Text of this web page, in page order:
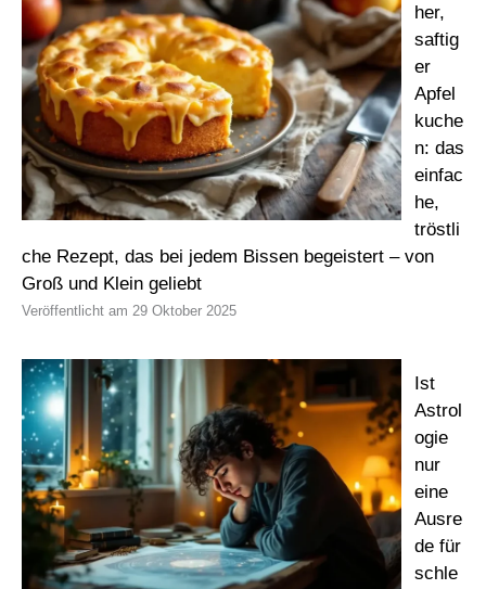
her,
saftig
er
Apfel
kuche
n: das
einfac
he,
tröstli
che Rezept, das bei jedem Bissen begeistert – von
Groß und Klein geliebt
29 Oktober 2025
Ist
Astrol
ogie
nur
eine
Ausre
de für
schle